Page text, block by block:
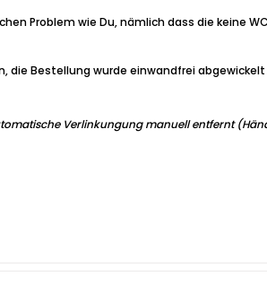
Problem wie Du, nämlich dass die
die Bestellung wurde einwandfrei
Verlinkungung manuell entfernt